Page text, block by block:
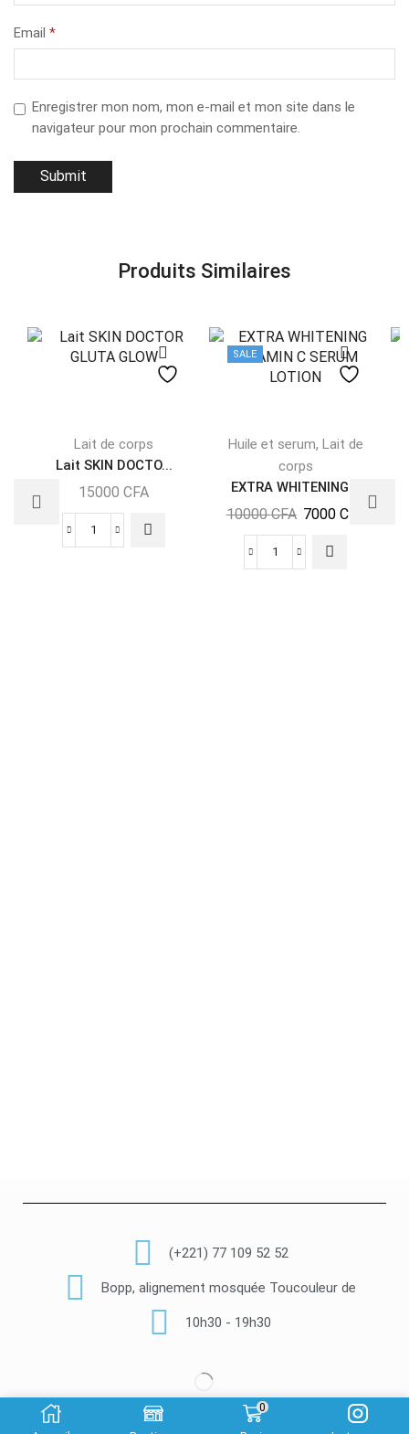
Email *
Enregistrer mon nom, mon e-mail et mon site dans le
navigateur pour mon prochain commentaire.
Produits Similaires
Lait de corps
Lait SKIN DOCTO...
15000 CFA
SALE
Huile et serum, Lait de
corps
EXTRA WHITENING...
10000CFA 7000 CFA
(+221) 77 109 52 52
Bopp, alignement mosquée Toucouleur de
10h30 - 19h30
© Copyright 2022 Luxury Cosmetik –Made By Gaye-Tech
0